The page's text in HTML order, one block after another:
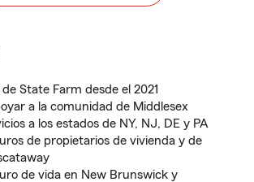
State Farm desde el 2021
a la comunidad de Middlesex
a los estados de NY, NJ, DE y PA
de propietarios de vivienda y de
de vida en New Brunswick y